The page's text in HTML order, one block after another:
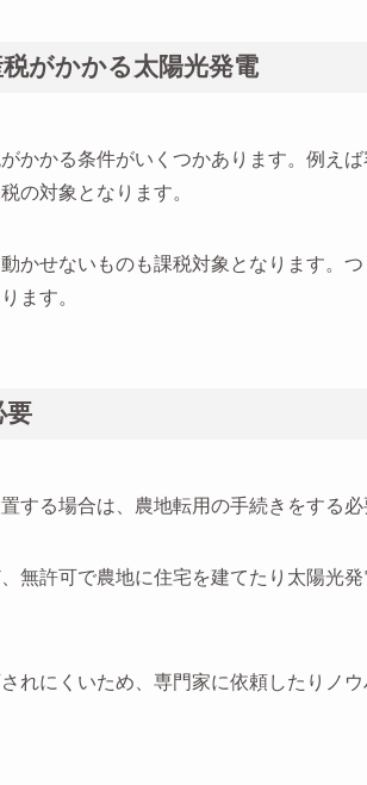
がかかる太陽光発電
かかる条件がいくつかあります。例え
の対象となります。
かせないものも課税対象となります。
ます。
要
する場合は、農地転用の手続きをする必
無許可で農地に住宅を建てたり太陽光
れにくいため、専門家に依頼したりノ